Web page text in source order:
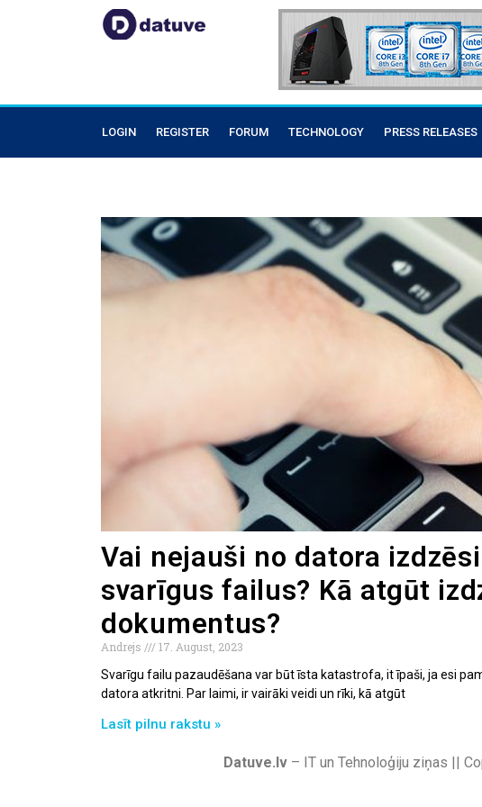
LOGIN REGISTER FORUM TECHNOLOGY PRESS RELEASES
Vai nejauši no datora izdzēsi
svarīgus failus? Kā atgūt
dokumentus?
Andrejs
17. August, 2023
Svarīgu failu pazaudēšana var būt īsta katastrofa, it īpaši, ja esi
datora atkritni. Par laimi, ir vairāki veidi un rīki, kā atgūt
Lasīt pilnu rakstu »
Datuve.lv – IT un Tehnoloģiju ziņas ||